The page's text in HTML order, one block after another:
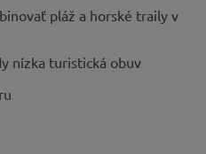
pláž a horské traily v
nízka turistická obuv